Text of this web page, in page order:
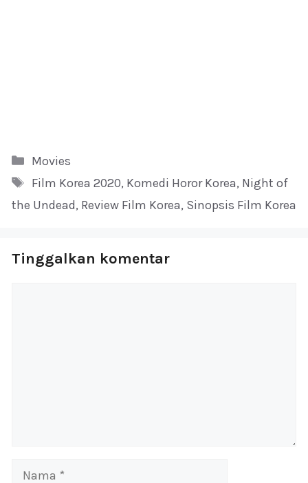
Kategori
Movies
Tag
Film Korea 2020, Komedi Horor Korea, Night of
the Undead, Review Film Korea, Sinopsis Film Korea
Tinggalkan komentar
Nama